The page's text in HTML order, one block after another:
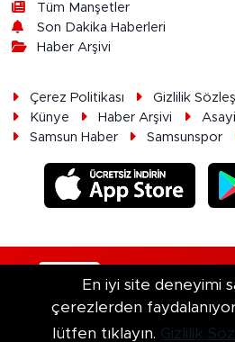
Tüm Manşetler
Son Dakika Haberleri
Haber Arşivi
Çerez Politikası Gizlilik
Künye
Haber Arşivi
Samsun Haber
Samsunspor
Haber Yazılımı:
En iyi site deneyimi
çerezlerden
lütfen tıklayın. Gizlilik